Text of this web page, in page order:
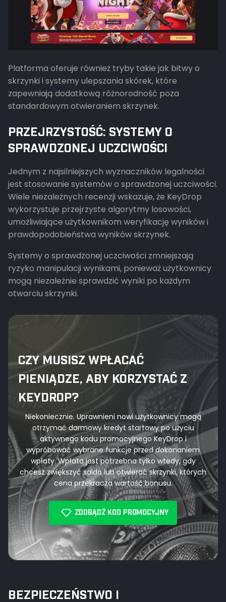
Platforma oferuje również tryby takie jak bitwy o
skrzynki i systemy ulepszania skórek, które
zapewniają dodatkową różnorodność poza
standardowym otwieraniem skrzynek.
PRZEJRZYSTOŚĆ: SYSTEMY O
SPRAWDZONEJ UCZCIWOŚCI
Jednym z najsilniejszych wyznaczników legalności
jest stosowanie systemów o sprawdzonej uczciwości.
Wiele niezależnych recenzji wskazuje, że KeyDrop
wykorzystuje przejrzyste algorytmy losowości,
umożliwiające użytkownikom weryfikację wyników i
prawdopodobieństwa wyników skrzynek.
Systemy o sprawdzonej uczciwości zmniejszają
ryzyko manipulacji wynikami, ponieważ użytkownicy
mogą niezależnie sprawdzić wyniki po każdym
otwarciu skrzynki.
CZY MUSISZ WPŁACAĆ
PIENIĄDZE, ABY KORZYSTAĆ Z
KEYDROP?
Niekoniecznie. Uprawnieni nowi użytkownicy mogą
otrzymać darmowy kredyt startowy po użyciu
aktywnego kodu promocyjnego KeyDrop i
wypróbować wybrane funkcje przed dokonaniem
wpłaty. Wpłata jest potrzebna tylko wtedy, gdy
chcesz zwiększyć saldo lub otwierać skrzynki, których
cena przekracza wartość bonusu.
ZDOBĄDŹ KOD PROMOCYJNY
BEZPIECZEŃSTWO I